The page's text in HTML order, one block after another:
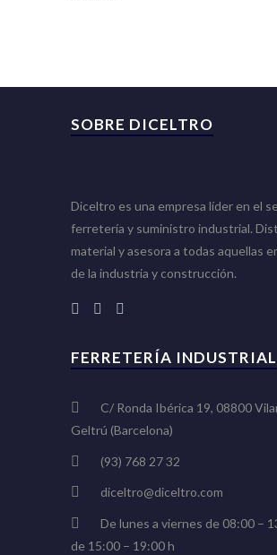
SOBRE DICELTRO
Diceltro es una empresa líder en el
ferretería y suministro industrial.
material y asesora a todas aquellas
de la industria y construcción.
FERRETERÍA INDUSTRIAL
C/ Ronda Ibérica 19, 08800
Geltrú (Barcelona)
(93) 768 27 32
diceltro@diceltro.com
De lunes a viernes de 08:00 –
de 15:00 – 19:00 h